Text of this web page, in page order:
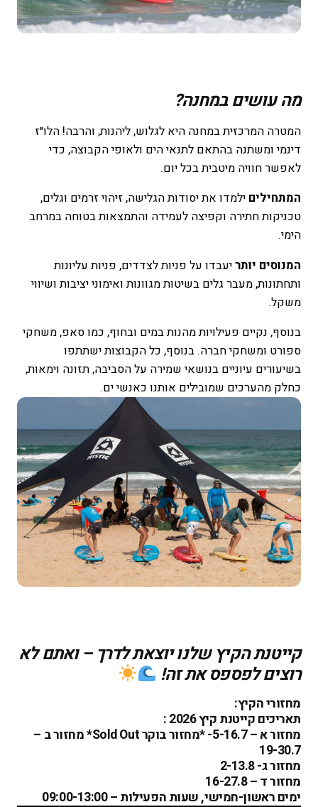
מה עושים במחנה?
המטרה המרכזית במחנה היא לגלוש, ליהנות, והרבה! הלו״ז
דינמי ומשתנה בהתאם לתנאי הים ולאופי הקבוצה, כדי
לאפשר חוויה מיטבית בכל יום.
המתחילים ילמדו את יסודות הגלישה, זיהוי זרמים וגלים,
טכניקות חתירה וקפיצה לעמידה והתמצאות בטוחה במרחב
הימי.
המנוסים יותריעבדו על פניות לצדדים, פניות עליונות
ותחתונות, מעבר גלים בשיטות מגוונות ואימוני יציבות ושיווי
משקל.
בנוסף, נקיים פעילויות מהנות במים ובחוף, כמו סאפ, משחקי
ספורט ומשחקי חברה. בנוסף, כל הקבוצות ישתתפו
בשיעורים עיוניים בנושאי שמירה על הסביבה, תזונה וימאות,
כחלק מהערכים שמובילים אותנו כאנשי ים.
קייטנת הקיץ שלנו יוצאת לדרך – ואתם לא
רוצים לפספס את זה!
מחזורי הקיץ:
תאריכים קייטנת קיץ 2026 :
מחזור א – 5-16.7- *מחזור בוקר Sold Out* מחזור ב –
19-30.7
מחזור ג- 2-13.8
מחזור ד – 16-27.8
ימים ראשון-חמישי, שעות הפעילות – 09:00-13:00